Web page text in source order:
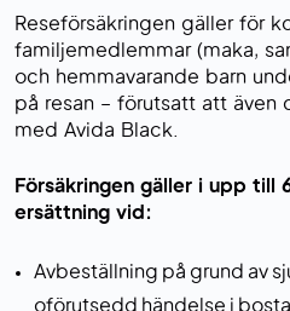
Reseförsäkringen gäller för
familjemedlemmar (maka,
och hemmavarande barn
på resan – förutsatt att även
med Avida Black.
Försäkringen gäller i upp till
ersättning vid:
Avbeställning på grund av
oförutsedd händelse i